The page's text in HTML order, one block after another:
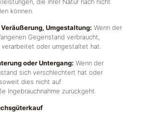
können.
Umgestaltung: Wenn der
Gegenstand verbraucht,
oder umgestaltet hat.
oder Untergang: Wenn der
sich verschlechtert hat oder
dies nicht auf
Ingebrauchnahme zurückgeht.